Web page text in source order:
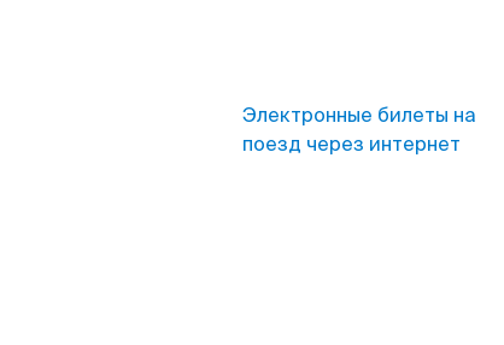
Электронные билеты на
поезд через интернет